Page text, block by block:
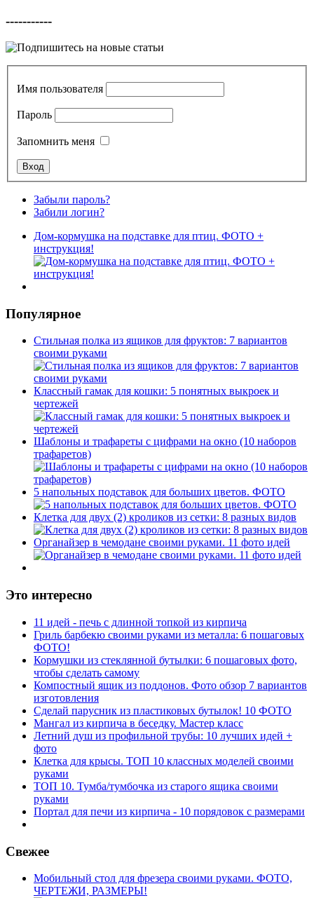
-----------
Имя пользователя
Пароль
Запомнить меня
Забыли пароль?
Забили логин?
Дом-кормушка на подставке для птиц. ФОТО +
инструкция!
Популярное
Стильная полка из ящиков для фруктов: 7 вариантов
своими руками
Классный гамак для кошки: 5 понятных выкроек и
чертежей
Шаблоны и трафареты с цифрами на окно (10 наборов
трафаретов)
5 напольных подставок для больших цветов. ФОТО
Клетка для двух (2) кроликов из сетки: 8 разных видов
Органайзер в чемодане своими руками. 11 фото идей
Это интересно
11 идей - печь с длинной топкой из кирпича
Гриль барбекю своими руками из металла: 6 пошаговых
ФОТО!
Кормушки из стеклянной бутылки: 6 пошаговых фото,
чтобы сделать самому
Компостный ящик из поддонов. Фото обзор 7 вариантов
изготовления
Сделай парусник из пластиковых бутылок! 10 ФОТО
Мангал из кирпича в беседку. Мастер класс
Летний душ из профильной трубы: 10 лучших идей +
фото
Клетка для крысы. ТОП 10 классных моделей своими
руками
ТОП 10. Тумба/тумбочка из старого ящика своими
руками
Портал для печи из кирпича - 10 порядовок с размерами
Свежее
Мобильный стол для фрезера своими руками. ФОТО,
ЧЕРТЕЖИ, РАЗМЕРЫ!